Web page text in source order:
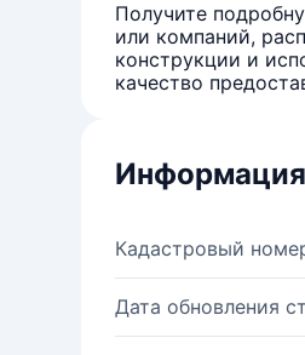
Получите
или компаний,
конструкции и
качество
Кадастровый
Дата обновления